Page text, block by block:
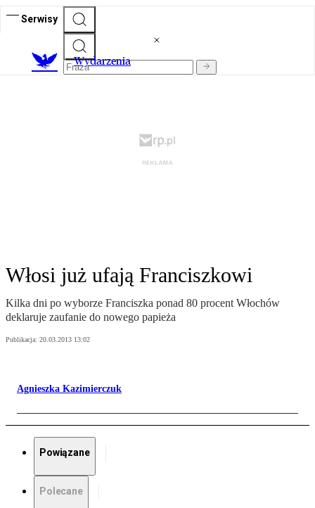
Serwisy
Wydarzenia
Włosi już ufają Franciszkowi
Kilka dni po wyborze Franciszka ponad 80 procent Włochów
deklaruje zaufanie do nowego papieża
Publikacja: 20.03.2013 13:02
Agnieszka Kazimierczuk
Powiązane
Polecane